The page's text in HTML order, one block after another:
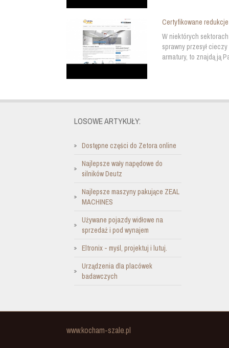
Certyfikowane
W niektórych
sprawny przesył
armatury, to znajdą ją
LOSOWE ARTYKUŁY:
Dostępne części do Zetora online
Najlepsze wały napędowe do
silników Deutz
Najlepsze maszyny pakujące ZEAL
MACHINES
Używane pojazdy widłowe na
sprzedaż i pod wynajem
Eltronix - myśl, projektuj i lutuj.
Urządzenia dla placówek
badawczych
www.kocham-szale.pl